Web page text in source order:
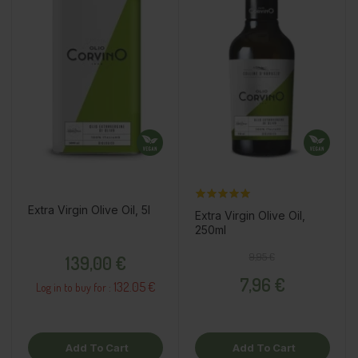
Extra Virgin Olive Oil, 5l
139,00 €
Log in to buy for : 132.05 €
Add To Cart
Extra Virgin Olive Oil,
250ml
7,96 €
Add To Cart